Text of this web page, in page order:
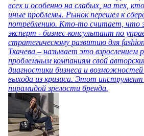
всех и особенно на слабых, на тех,
иные проблемы. Рынок перешел к
потреблению. Кто-то считает, что
эксперт - бизнес-консультант по
стратегическому развитию для
Ткачева – называет это взрослением
проблемным компаниям свой
диагностики бизнеса и возможностей
выхода из кризиса. Этот инструмент
пирамидой зрелости бренда.